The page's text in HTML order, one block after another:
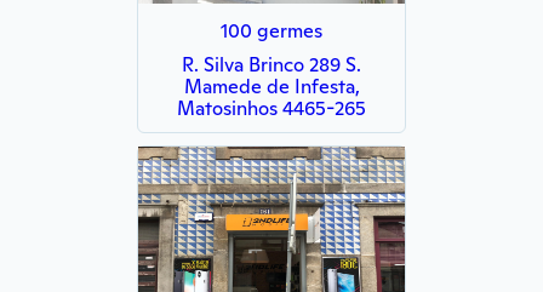
100 germes
R. Silva Brinco 289 S.
Mamede de Infesta,
Matosinhos 4465-265